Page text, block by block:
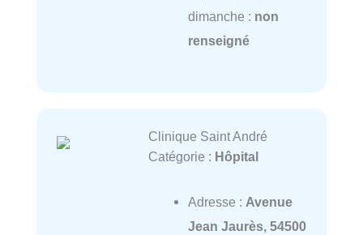
dimanche : non
renseigné
Clinique Saint André
Catégorie : Hôpital
Adresse : Avenue
Jean Jaurès, 54500